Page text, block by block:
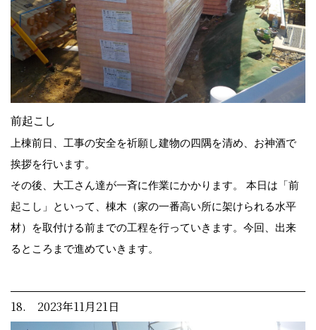
前起こし
上棟前日、工事の安全を祈願し建物の四隅を清め、お神酒で
挨拶を行います。
その後、大工さん達が一斉に作業にかかります。 本日は「前
起こし」といって、棟木（家の一番高い所に架けられる水平
材）を取付ける前までの工程を行っていきます。今回、出来
るところまで進めていきます。
18. 2023年11月21日